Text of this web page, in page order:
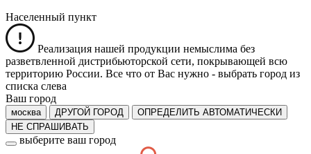
Населенный пункт
Реализация нашей продукции немыслима без
разветвленной дистрибьюторской сети, покрывающей всю
территорию России. Все что от Вас нужно - выбрать город из
списка слева
Ваш город
москва ДРУГОЙ ГОРОД
ОПРЕДЕЛИТЬ АВТОМАТИЧЕСКИ
НЕ СПРАШИВАТЬ
выберите ваш город